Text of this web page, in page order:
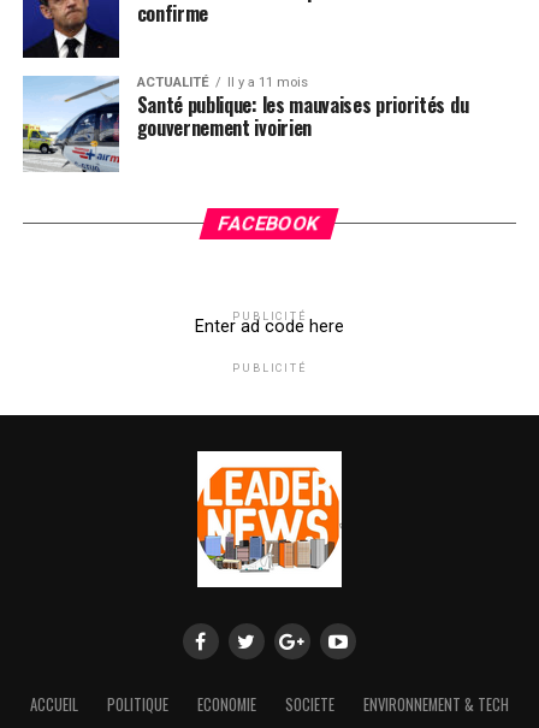
confirme
ACTUALITÉ Il y a 11 mois
Santé publique: les mauvaises priorités du
gouvernement ivoirien
FACEBOOK
PUBLICITÉ
Enter ad code here
PUBLICITÉ
ACCUEIL POLITIQUE ECONOMIE SOCIETE
ENVIRONNEMENT & TECH